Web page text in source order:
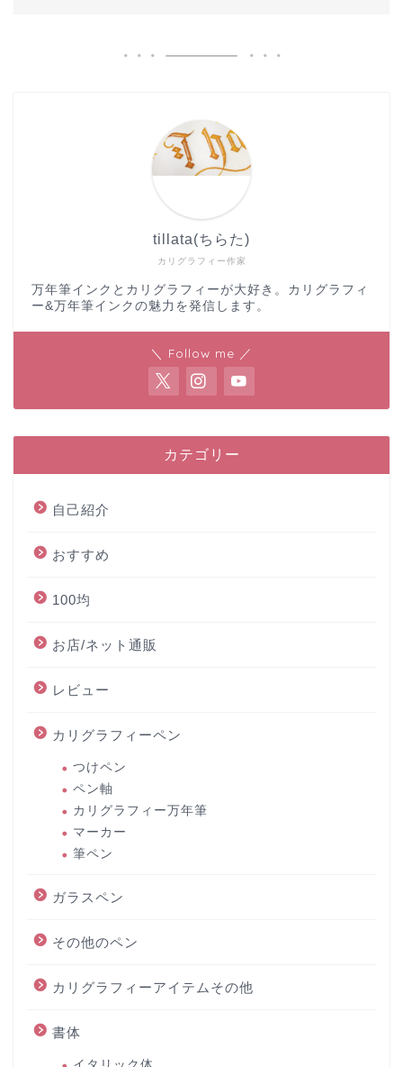
カリグラフィー作家
tillata(ちらた)
万年筆インクとカリグラフィーが大好き。カリグラフィ
ー&万年筆インクの魅力を発信します。
＼ Follow me ／
カテゴリー
自己紹介
おすすめ
100均
お店/ネット通販
レビュー
カリグラフィーペン
つけペン
ペン軸
カリグラフィー万年筆
マーカー
筆ペン
ガラスペン
その他のペン
カリグラフィーアイテムその他
書体